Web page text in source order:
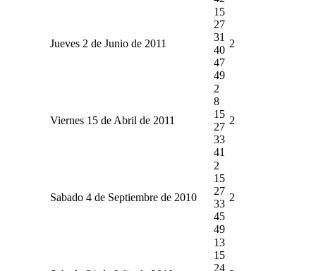
Jueves 2 de Junio de 2011
15
27
31
40
47
49
2
Viernes 15 de Abril de 2011
2
8
15
27
33
41
2
Sabado 4 de Septiembre de 2010
2
15
27
33
45
49
2
13
15
24